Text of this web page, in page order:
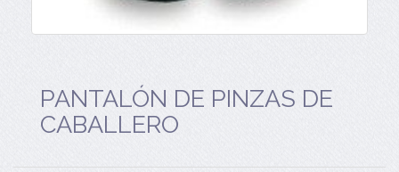
PANTALÓN DE PINZAS DE
CABALLERO